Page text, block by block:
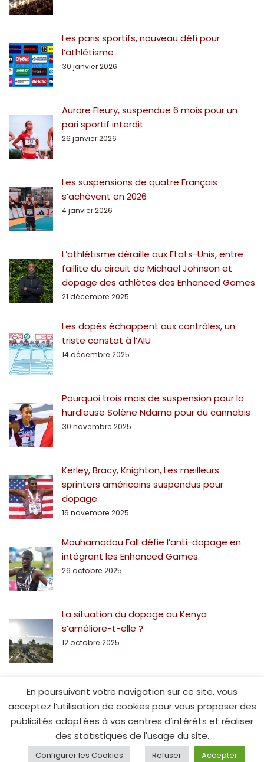
Les paris sportifs, nouveau défi pour
l’athlétisme
30 janvier 2026
Aurore Fleury, suspendue 6 mois pour un
pari sportif interdit
26 janvier 2026
Les suspensions de quatre Français
s’achèvent en 2026
4 janvier 2026
L’athlétisme déraille aux Etats-Unis, entre
faillite du circuit de Michael Johnson et
dopage des athlètes des Enhanced Games
21 décembre 2025
Les dopés échappent aux contrôles, un
triste constat à l’AIU
14 décembre 2025
Pourquoi trois mois de suspension pour la
hurdleuse Solène Ndama pour du cannabis
30 novembre 2025
Kerley, Bracy, Knighton, Les meilleurs
sprinters américains suspendus pour
dopage
16 novembre 2025
Mouhamadou Fall défie l’anti-dopage en
intégrant les Enhanced Games.
26 octobre 2025
La situation du dopage au Kenya
s’améliore-t-elle ?
12 octobre 2025
© Spe15.fr - 2014
En poursuivant votre navigation sur ce site, vous
acceptez l’utilisation de cookies pour vous proposer des
publicités adaptées à vos centres d’intérêts et réaliser
des statistiques de l'usage du site.
Configurer les Cookies Refuser Accepter